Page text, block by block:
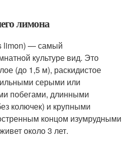
лимона
limon) — самый
культуре вид. Это
(до 1,5 м), раскидистое
серыми или
побегами, длинными
колючек) и крупными
концом изумрудными
около 3 лет.